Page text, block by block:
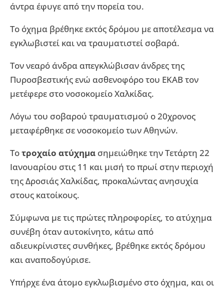
άντρα έφυγε από την πορεία του.
Το όχημα βρέθηκε εκτός δρόμου με αποτέλεσμα να
εγκλωβιστεί και να τραυματιστεί σοβαρά.
Τον νεαρό άνδρα απεγκλώβισαν άνδρες της
Πυροσβεστικής ενώ ασθενοφόρο του ΕΚΑΒ τον
μετέφερε στο νοσοκομείο Χαλκίδας.
Λόγω του σοβαρού τραυματισμού ο 20χρονος
μεταφέρθηκε σε νοσοκομείο των Αθηνών.
Τοτροχαίο ατύχημα σημειώθηκε την Τετάρτη 22
Ιανουαρίου στις 11 και μισή το πρωί στην περιοχή
της Δροσιάς Χαλκίδας, προκαλώντας ανησυχία
στους κατοίκους.
Σύμφωνα με τις πρώτες πληροφορίες, το ατύχημα
συνέβη όταν αυτοκίνητο, κάτω από
αδιευκρίνιστες συνθήκες, βρέθηκε εκτός δρόμου
και αναποδογύρισε.
Υπήρχε ένα άτομο εγκλωβισμένο στο όχημα, και οι